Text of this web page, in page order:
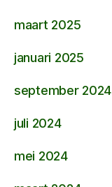
maart 2025
januari 2025
september 2024
juli 2024
mei 2024